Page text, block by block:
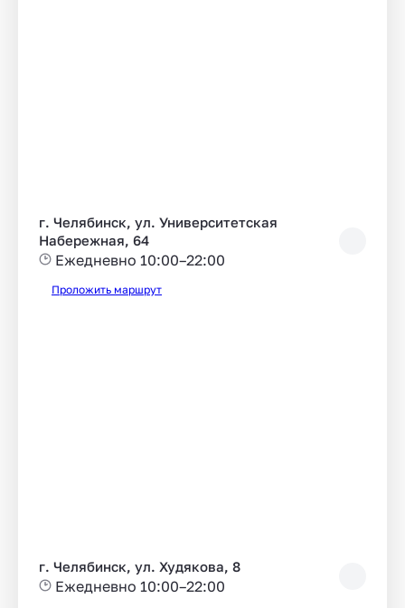
г. Челябинск, ул. Университетская
Набережная, 64
Ежедневно 10:00–22:00
Проложить маршрут
г. Челябинск, ул. Худякова, 8
Ежедневно 10:00–22:00